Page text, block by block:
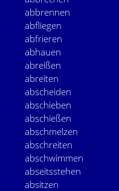
abbrennen
abfliegen
abfrieren
abhauen
abreißen
abreiten
abscheiden
abschieben
abschießen
abschmelzen
abschreiten
abschwimmen
abseitsstehen
absitzen